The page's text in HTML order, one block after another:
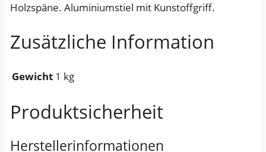
n
a
t
b
r
Holzspäne. Aluminiumstiel mit Kunstoffgriff.
Zusätzliche Information
Gewicht 1 kg
Produktsicherheit
Herstellerinformationen